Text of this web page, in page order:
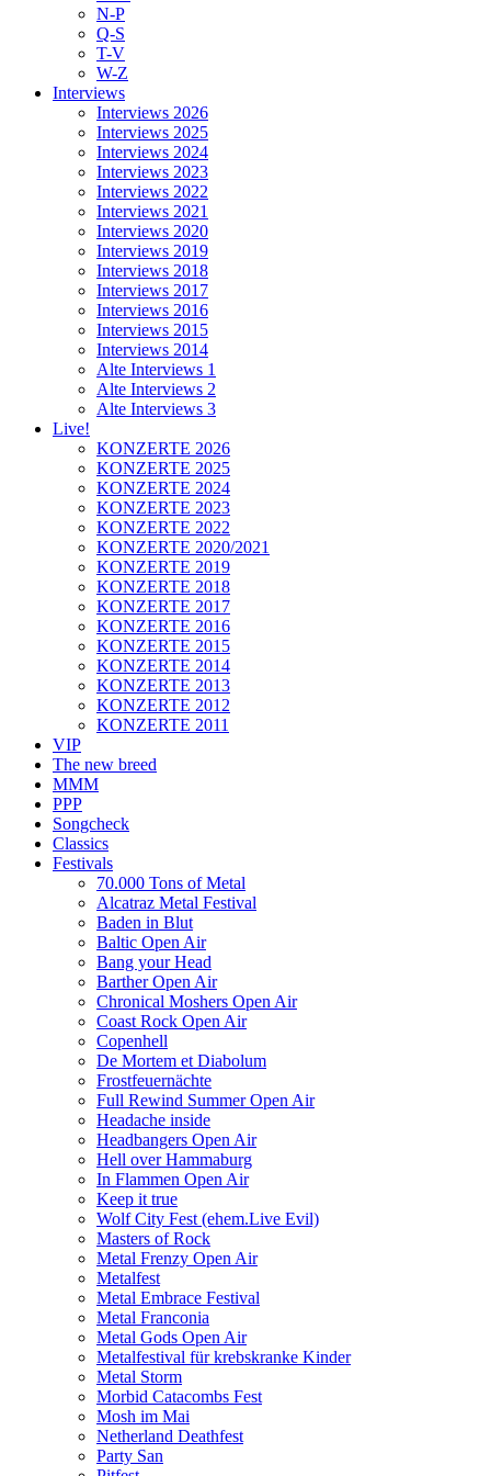
N-P
Q-S
T-V
W-Z
Interviews
Interviews 2026
Interviews 2025
Interviews 2024
Interviews 2023
Interviews 2022
Interviews 2021
Interviews 2020
Interviews 2019
Interviews 2018
Interviews 2017
Interviews 2016
Interviews 2015
Interviews 2014
Alte Interviews 1
Alte Interviews 2
Alte Interviews 3
Live!
KONZERTE 2026
KONZERTE 2025
KONZERTE 2024
KONZERTE 2023
KONZERTE 2022
KONZERTE 2020/2021
KONZERTE 2019
KONZERTE 2018
KONZERTE 2017
KONZERTE 2016
KONZERTE 2015
KONZERTE 2014
KONZERTE 2013
KONZERTE 2012
KONZERTE 2011
VIP
The new breed
MMM
PPP
Songcheck
Classics
Festivals
70.000 Tons of Metal
Alcatraz Metal Festival
Baden in Blut
Baltic Open Air
Bang your Head
Barther Open Air
Chronical Moshers Open Air
Coast Rock Open Air
Copenhell
De Mortem et Diabolum
Frostfeuernächte
Full Rewind Summer Open Air
Headache inside
Headbangers Open Air
Hell over Hammaburg
In Flammen Open Air
Keep it true
Wolf City Fest (ehem.Live Evil)
Masters of Rock
Metal Frenzy Open Air
Metalfest
Metal Embrace Festival
Metal Franconia
Metal Gods Open Air
Metalfestival für krebskranke Kinder
Metal Storm
Morbid Catacombs Fest
Mosh im Mai
Netherland Deathfest
Party San